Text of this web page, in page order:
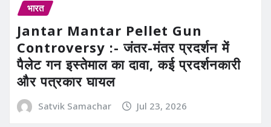
भारत
Jantar Mantar Pellet Gun
Controversy :- जंतर-मंतर प्रदर्शन में
पैलेट गन इस्तेमाल का दावा, कई प्रदर्शनकारी
और पत्रकार घायल
Satvik Samachar Jul 23, 2026